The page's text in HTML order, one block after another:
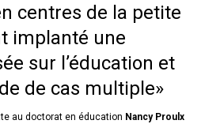
centres de la petite
implanté une
sur l’éducation et
de cas multiple»
au doctorat en éducation Nancy Proulx